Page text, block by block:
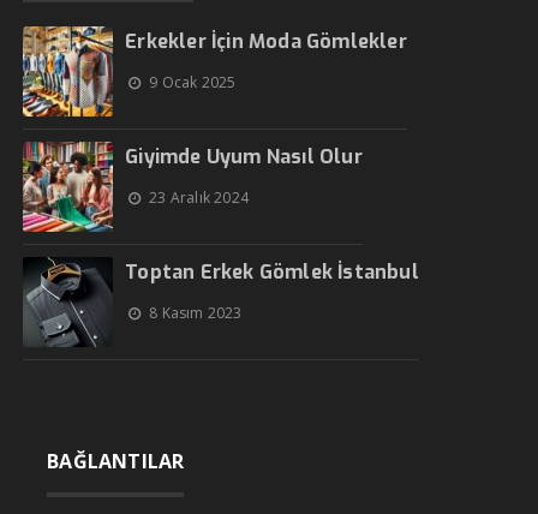
Erkekler İçin Moda Gömlekler
9 Ocak 2025
Giyimde Uyum Nasıl Olur
23 Aralık 2024
Toptan Erkek Gömlek İstanbul
8 Kasım 2023
BAĞLANTILAR